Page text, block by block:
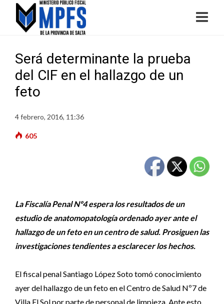
Será determinante la prueba
del CIF en el hallazgo de un
feto
4 febrero, 2016, 11:36
605
La Fiscalía Penal Nº4 espera los resultados de un
estudio de anatomopatología ordenado ayer ante el
hallazgo de un feto en un centro de salud. Prosiguen las
investigaciones tendientes a esclarecer los hechos.
El fiscal penal Santiago López Soto tomó conocimiento
ayer del hallazgo de un feto en el Centro de Salud Nº7 de
Villa El Sol por parte de personal de limpieza. Ante esto,